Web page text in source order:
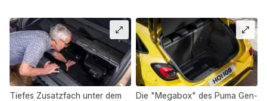
Tiefes Zusatzfach unter dem
Die "Megabox" des Puma Gen-